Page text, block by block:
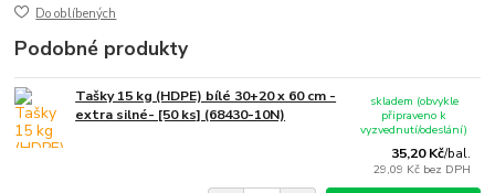
Do oblíbených
Podobné produkty
Tašky 15 kg (HDPE) bílé 30+20 x 60 cm -
extra silné- [50 ks] (68430-10N)
35,20 Kč/bal.
29,09 Kč bez DPH
skladem (obvykle
připraveno k
vyzvednutí/odeslání)